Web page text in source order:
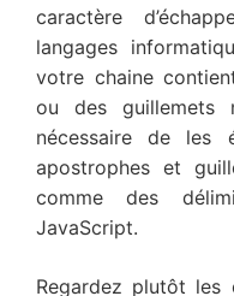
caractère
langages
votre chaine
ou des
nécessaire de les
apostrophes et
comme des
JavaScript.
Regardez plutôt les